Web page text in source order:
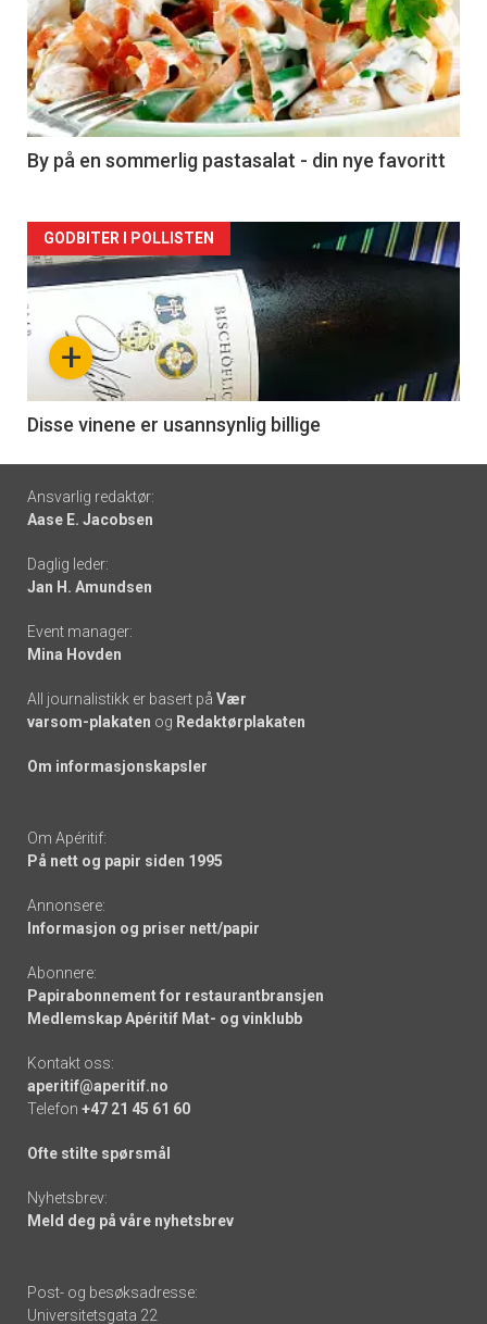
akkurat
nå
-
5
By på en sommerlig pastasalat - din nye favoritt
Forsiden
akkurat
nå
6
+
GODBITER I POLLISTEN
Disse vinene er usannsynlig billige
Footer
-
links
Ansvarlig redaktør:
Aase E. Jacobsen
Daglig leder:
Jan H. Amundsen
Event manager:
Mina Hovden
All journalistikk er basert på Vær
varsom-plakaten og Redaktørplakaten
Om informasjonskapsler
Om Apéritif:
På nett og papir siden 1995
Annonsere:
Informasjon og priser nett/papir
Abonnere:
Papirabonnement for restaurantbransjen
Medlemskap Apéritif Mat- og vinklubb
Kontakt oss:
aperitif@aperitif.no
Telefon +47 21 45 61 60
Ofte stilte spørsmål
Nyhetsbrev:
Meld deg på våre nyhetsbrev
Post- og besøksadresse:
Universitetsgata 22